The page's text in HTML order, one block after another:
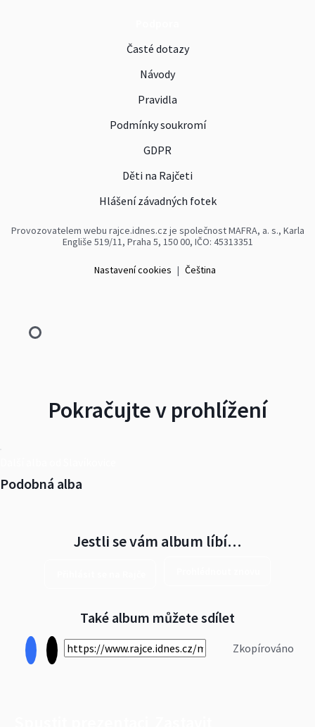
Časté dotazy
Návody
Pravidla
Podmínky soukromí
GDPR
Děti na Rajčeti
Hlášení závadných fotek
Provozovatelem webu rajce.idnes.cz je společnost MAFRA, a. s., Karla
Engliše 519/11, Praha 5, 150 00, IČO: 45313351
Nastavení cookies | Čeština
Pokračujte v prohlížení
Podobná alba
Jestli se vám album líbí…
Také album můžete sdílet
Zkopírováno